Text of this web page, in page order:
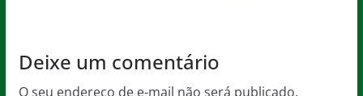
Deixe um comentário
O seu endereço de e-mail não será publicado.